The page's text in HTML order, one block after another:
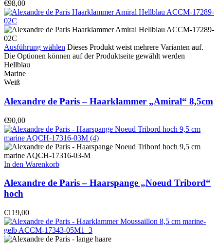
€98,00
Ausführung wählen Dieses Produkt weist mehrere Varianten auf.
Die Optionen können auf der Produktseite gewählt werden
Hellblau
Marine
Weiß
Alexandre de Paris – Haarklammer „Amiral“ 8,5cm
€90,00
In den Warenkorb
Alexandre de Paris – Haarspange „Noeud Tribord“
hoch
€119,00